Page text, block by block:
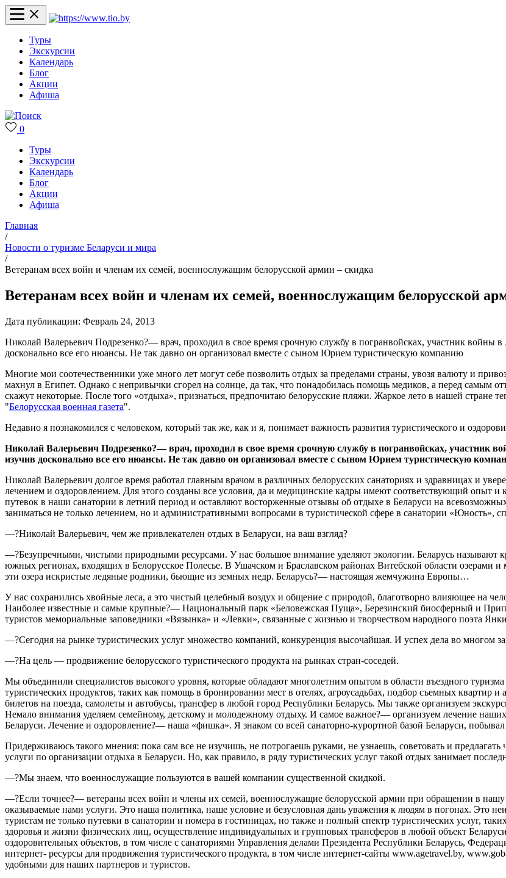
Туры
Экскурсии
Календарь
Блог
Акции
Афиша
0
Туры
Экскурсии
Календарь
Блог
Акции
Афиша
Главная
/
Новости о туризме Беларуси и мира
/
Ветеранам всех войн и членам их семей, военнослужащим белорусской армии – скидка
Ветеранам всех войн и членам их семей, военнослужащим белорусской
Дата публикации: Февраль 24, 2013
Николай Валерьевич Подрезенко?— врач, проходил в свое время срочную службу в погранвойсках, участник войны
досконально все его нюансы. Не так давно он организовал вместе с сыном Юрием туристическую компанию
Многие мои соотечественники уже много лет могут себе позволить отдых за пределами страны, увозя валюту и
махнул в Египет. Однако с непривычки сгорел на солнце, да так, что понадобилась помощь медиков, а перед самым
скажут некоторые. После того «отдыха», признаться, предпочитаю белорусские пляжи. Жаркое лето в нашей стране
"Белорусская военная газета".
Недавно я познакомился с человеком, который так же, как и я, понимает важность развития туристического и
Николай Валерьевич Подрезенко?— врач, проходил в свое время срочную службу в погранвойсках, участник
изучив досконально все его нюансы. Не так давно он организовал вместе с сыном Юрием туристическую
Николай Валерьевич долгое время работал главным врачом в различных белорусских санаториях и здравницах и
лечением и оздоровлением. Для этого созданы все условия, да и медицинские кадры имеют соответствующий опыт
путевок в наши санатории в летний период и оставляют восторженные отзывы об отдыхе в Беларуси на
заниматься не только лечением, но и административными вопросами в туристической сфере в санатории «Юность»,
—?Николай Валерьевич, чем же привлекателен отдых в Беларуси, на ваш взгляд?
—?Безупречными, чистыми природными ресурсами. У нас большое внимание уделяют экологии. Беларусь называют
южных регионах, входящих в Белорусское Полесье. В Ушачском и Браславском районах Витебской области озерами
эти озера искристые ледяные родники, бьющие из земных недр. Беларусь?— настоящая жемчужина Европы…
У нас сохранились хвойные леса, а это чистый целебный воздух и общение с природой, благотворно влияющее на
Наиболее известные и самые крупные?— Национальный парк «Беловежская Пуща», Березинский биосферный и
туристов мемориальные заповедники «Вязынка» и «Левки», связанные с жизнью и творчеством народного поэта
—?Сегодня на рынке туристических услуг множество компаний, конкуренция высочайшая. И успех дела во многом
—?На цель — продвижение белорусского туристического продукта на рынках стран-соседей.
Мы объединили специалистов высокого уровня, которые обладают многолетним опытом в области въездного
туристических продуктов, таких как помощь в бронировании мест в отелях, агроусадьбах, подбор съемных квартир
билетов на поезда, самолеты и автобусы, трансфер в любой город Республики Беларусь. Мы также организуем
Немало внимания уделяем семейному, детскому и молодежному отдыху. И самое важное?— организуем лечение
Беларуси. Лечение и оздоровление?— наша «фишка». Я знаком со всей санаторно-курортной базой Беларуси,
Придерживаюсь такого мнения: пока сам все не изучишь, не потрогаешь руками, не узнаешь, советовать и
услуги по организации отдыха в Беларуси. Но, как правило, в ряду туристических услуг такой отдых занимает
—?Мы знаем, что военнослужащие пользуются в вашей компании существенной скидкой.
—?Если точнее?— ветераны всех войн и члены их семей, военнослужащие белорусской армии при обращении в
оказываемые нами услуги. Это наша политика, наше условие и безусловная дань уважения к людям в погонах. Это
туристам не только путевки в санатории и номера в гостиницах, но также и полный спектр туристических услуг,
здоровья и жизни физических лиц, осуществление индивидуальных и групповых трансферов в любой объект
оздоровительных объектов, в том числе с санаториями Управления делами Президента Республики Беларусь,
интернет- ресурсы для продвижения туристического продукта, в том числе интернет-сайты www.agetravel.by,
удобными для наших партнеров и туристов.